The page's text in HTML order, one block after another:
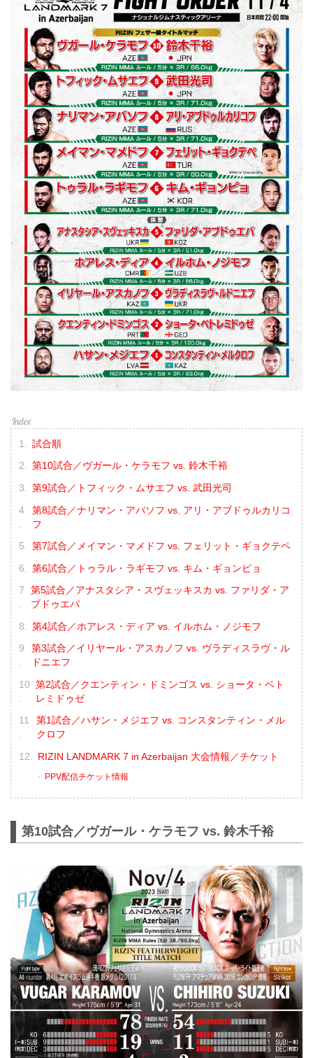
試合順
第10試合／ヴガール・ケラモフ vs. 鈴木千裕
第9試合／トフィック・ムサエフ vs. 武田光司
第8試合／ナリマン・アバソフ vs. アリ・アブドゥルカリコ
フ
第7試合／メイマン・マメドフ vs. フェリット・ギョクテペ
第6試合／トゥラル・ラギモフ vs. キム・ギョンピョ
第5試合／アナスタシア・スヴェッキスカ vs. ファリダ・ア
ブドゥエバ
第4試合／ホアレス・ディア vs. イルホム・ノジモフ
第3試合／イリヤール・アスカノフ vs. ヴラディスラヴ・ル
ドニエフ
第2試合／クエンティン・ドミンゴス vs. ショータ・ベト
レミドゥゼ
第1試合／ハサン・メジエフ vs. コンスタンティン・メル
クロフ
RIZIN LANDMARK 7 in Azerbaijan 大会情報／チケット
PPV配信チケット情報
第10試合／ヴガール・ケラモフ vs. 鈴木千裕